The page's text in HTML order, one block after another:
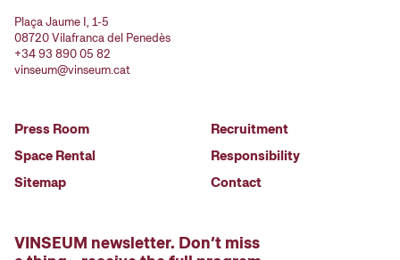
Plaça Jaume I, 1-5
08720 Vilafranca del Penedès
+34 93 890 05 82
vinseum@vinseum.cat
Press Room
Space Rental
Sitemap
Recruitment
Responsibility
Contact
VINSEUM newsletter. Don’t miss